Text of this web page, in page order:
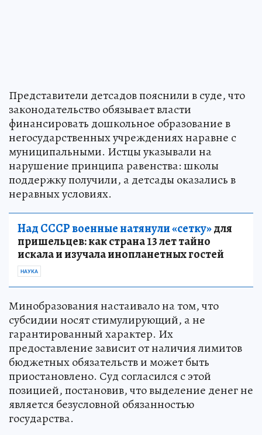
Представители детсадов пояснили в суде, что
законодательство обязывает власти
финансировать дошкольное образование в
негосударственных учреждениях наравне с
муниципальными. Истцы указывали на
нарушение принципа равенства: школы
поддержку получили, а детсады оказались в
неравных условиях.
Над СССР военные натянули «сетку»для
пришельцев: как страна 13 лет тайно
искала и изучала инопланетных гостей
НАУКА
Минобразования настаивало на том, что
субсидии носят стимулирующий, а не
гарантированный характер. Их
предоставление зависит от наличия лимитов
бюджетных обязательств и может быть
приостановлено. Суд согласился с этой
позицией, постановив, что выделение денег не
является безусловной обязанностью
государства.